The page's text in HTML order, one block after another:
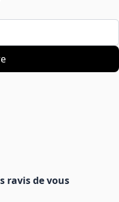
ravis de vous